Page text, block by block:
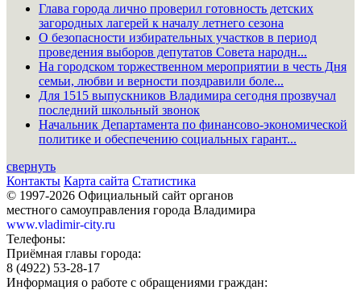
Глава города лично проверил готовность детских
загородных лагерей к началу летнего сезона
О безопасности избирательных участков в период
проведения выборов депутатов Совета народн...
На городском торжественном мероприятии в честь Дня
семьи, любви и верности поздравили боле...
Для 1515 выпускников Владимира сегодня прозвучал
последний школьный звонок
Начальник Департамента по финансово-экономической
политике и обеспечению социальных гарант...
свернуть
Контакты Карта сайта Статистика
© 1997-2026 Официальный сайт органов
местного самоуправления города Владимира
www.vladimir-city.ru
Телефоны:
Приёмная главы города:
8 (4922) 53-28-17
Информация о работе с обращениями граждан: